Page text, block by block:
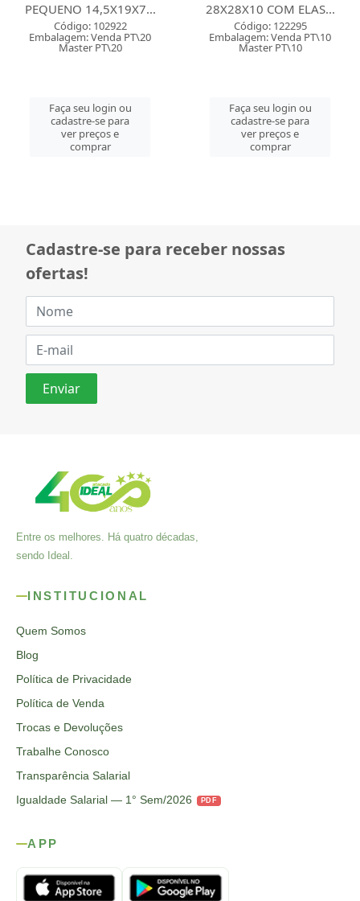
PEQUENO 14,5X19X7...
Código: 102922
Embalagem: Venda PT\20
Master PT\20
Faça seu login ou
cadastre-se para
ver preços e
comprar
28X28X10 COM ELAS...
Código: 122295
Embalagem: Venda PT\10
Master PT\10
Faça seu login ou
cadastre-se para
ver preços e
comprar
Cadastre-se para receber nossas
ofertas!
Entre os melhores. Há quatro décadas,
sendo Ideal.
INSTITUCIONAL
Quem Somos
Blog
Política de Privacidade
Política de Venda
Trocas e Devoluções
Trabalhe Conosco
Transparência Salarial
Igualdade Salarial — 1° Sem/2026
PDF
APP